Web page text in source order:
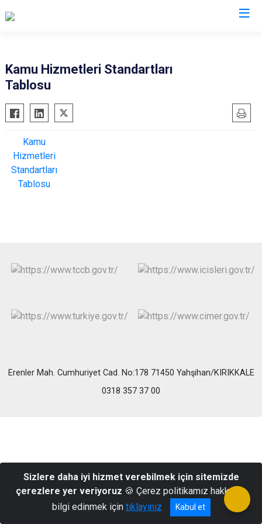
Kamu Hizmetleri Standartları
Tablosu
Kamu
Hizmetleri
Standartları
Tablosu
Erenler Mah. Cumhuriyet Cad. No:178 71450 Yahşihan/KIRIKKALE
0318 357 37 00
Sizlere daha iyi hizmet verebilmek için sitemizde
çerezlere yer veriyoruz 🍪 Çerez politikamız hakkında
bilgi edinmek için tıklayınız Kabul et